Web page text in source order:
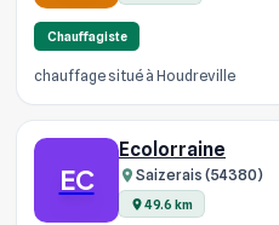
Chauffagiste
chauffage situé à Houdreville
EC
Ecolorraine
Saizerais (54380)
49.6 km